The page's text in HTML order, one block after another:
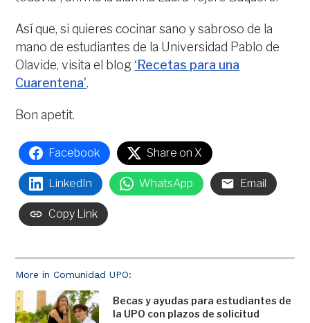
More in Comunidad UPO:
Becas y ayudas para estudiantes de
la UPO con plazos de solicitud
Así que, si quieres cocinar sano y sabroso de la
mano de estudiantes de la Universidad Pablo de
Olavide, visita el blog ‘Recetas para una
Cuarentena’.
Bon apetit.
Facebook Share on X
LinkedIn WhatsApp Email
Copy Link